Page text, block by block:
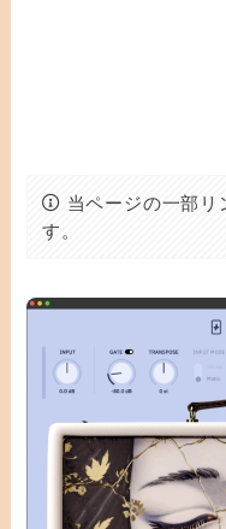
当ページの一部リ
す。